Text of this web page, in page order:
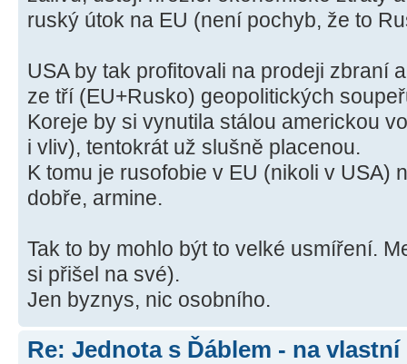
ruský útok na EU (není pochyb, že to
USA by tak profitovali na prodeji zbraní
ze tří (EU+Rusko) geopolitických
Koreje by si vynutila stálou americkou
i vliv), tentokrát už slušně placenou.
K tomu je rusofobie v EU (nikoli v USA)
dobře, armine.
Tak to by mohlo být to velké usmíření.
si přišel na své).
Jen byznys, nic osobního.
Re: Jednota s Ďáblem - na